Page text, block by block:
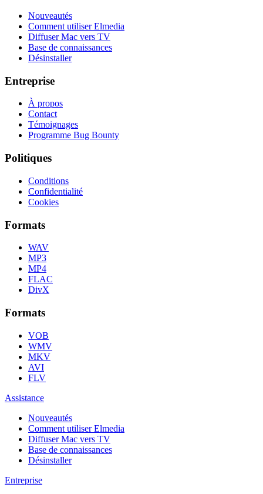
Nouveautés
Comment utiliser Elmedia
Diffuser Mac vers TV
Base de connaissances
Désinstaller
Entreprise
À propos
Contact
Témoignages
Programme Bug Bounty
Politiques
Conditions
Confidentialité
Cookies
Formats
WAV
MP3
MP4
FLAC
DivX
Formats
VOB
WMV
MKV
AVI
FLV
Assistance
Nouveautés
Comment utiliser Elmedia
Diffuser Mac vers TV
Base de connaissances
Désinstaller
Entreprise